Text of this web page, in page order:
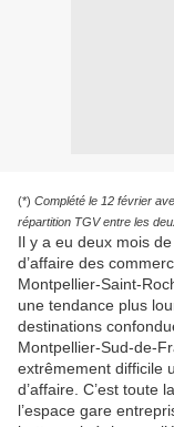
(*) Complété le 12 février
répartition TGV entre les
Il y a eu deux mois
d’affaire des
Montpellier-Saint-
une tendance plus
destinations
Montpellier-Sud-de-
extrêmement difficile
d’affaire. C’est toute
l’espace gare